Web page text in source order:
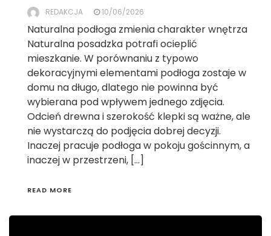
REDAKCJA 10/06/2026
Naturalna podłoga zmienia charakter wnętrza
Naturalna posadzka potrafi ocieplić
mieszkanie. W porównaniu z typowo
dekoracyjnymi elementami podłoga zostaje w
domu na długo, dlatego nie powinna być
wybierana pod wpływem jednego zdjęcia.
Odcień drewna i szerokość klepki są ważne, ale
nie wystarczą do podjęcia dobrej decyzji.
Inaczej pracuje podłoga w pokoju gościnnym, a
inaczej w przestrzeni, […]
READ MORE